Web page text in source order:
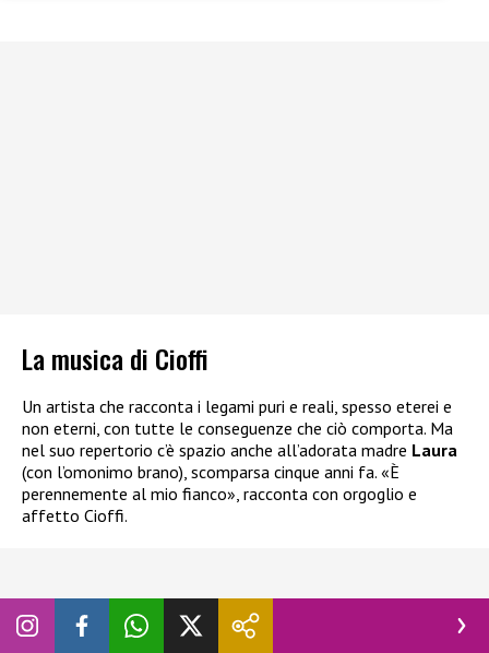
La musica di Cioffi
Un artista che racconta i legami puri e reali, spesso eterei e
non eterni, con tutte le conseguenze che ciò comporta. Ma
nel suo repertorio c’è spazio anche all’adorata madre Laura
(con l’omonimo brano), scomparsa cinque anni fa. «È
perennemente al mio fianco», racconta con orgoglio e
affetto Cioffi.